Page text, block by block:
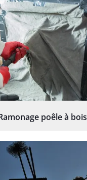
poêle à bois